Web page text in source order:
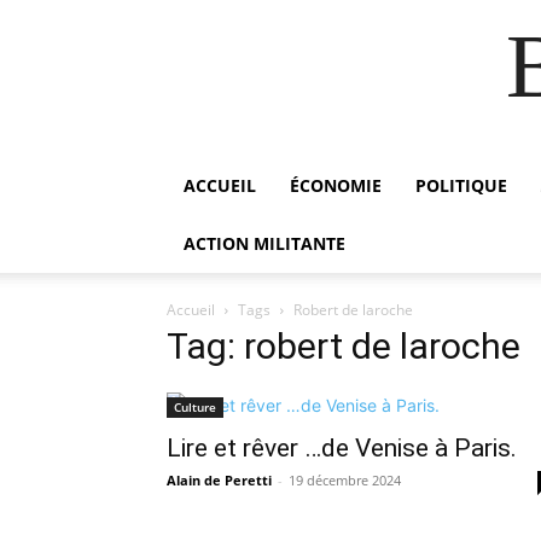
ACCUEIL ÉCONOMIE POLITIQUE
ACTION MILITANTE
Accueil Tags Robert de laroche
Tag: robert de laroche
Culture
Lire et rêver …de Venise à Paris.
Alain de Peretti - 19 décembre 2024